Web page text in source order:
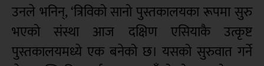
उनले भनिन्, ‘त्रिविको सानो पुस्तकालयका रूपमा सुरु
भएको संस्था आज दक्षिण एसियाकै उत्कृष्ट
पुस्तकालयमध्ये एक बनेको छ। यसको सुरुवात गर्ने